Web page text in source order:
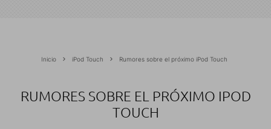
Inicio iPod Touch Rumores sobre el próximo iPod Touch
RUMORES SOBRE EL PRÓXIMO IPOD
TOUCH